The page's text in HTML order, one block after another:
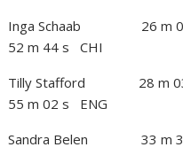
Inga Schaab
52 m 44 s CHI
Tilly Stafford
55 m 02 s ENG
Sandra Belen 33